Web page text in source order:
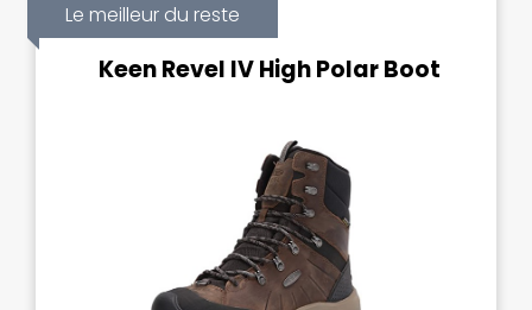
Le meilleur du reste
Keen Revel IV High Polar Boot